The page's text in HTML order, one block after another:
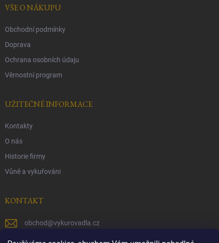
VŠE O NÁKUPU
Obchodní podmínky
Doprava
Ochrana osobních údaju
Věrnostní program
UŽITEČNÉ INFORMACE
Kontakty
O nás
Historie firmy
Vůně a vykuřováni
KONTAKT
obchod@vykurovadla.cz